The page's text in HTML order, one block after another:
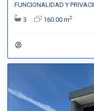
FUNCIONALIDAD Y
3
160.00 m2